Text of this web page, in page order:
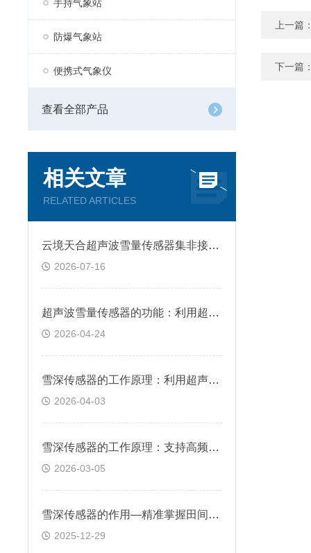
手持气象站
防爆气象站
便携式气象仪
查看全部产品
相关文章
RELATED ARTICLES
云境天合超声波雪量传感器集非接触式测量、抗干扰与一站式服务于一体
2026-07-16
超声波雪量传感器的功能：利用超声波发射与反射原理，非接触测量雪层厚度
2026-04-24
雪深传感器的工作原理：利用超声波反射原理实现非接触式积雪深度测量
2026-04-03
雪深传感器的工作原理：支持高频采样，避免漏测瞬时降雪或积雪融化
2026-03-05
雪深传感器的作用—精准掌握田间积雪情况，合理安排除雪、保温措施
2025-12-29
上一篇
下一篇